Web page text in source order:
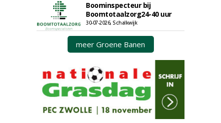
Boominspecteur bij
Boomtotaalzorg24-40 uur
30-07-2026, Schalkwijk
meer Groene Banen